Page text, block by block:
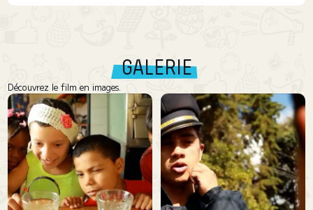
GALERIE
Découvrez le film en images.